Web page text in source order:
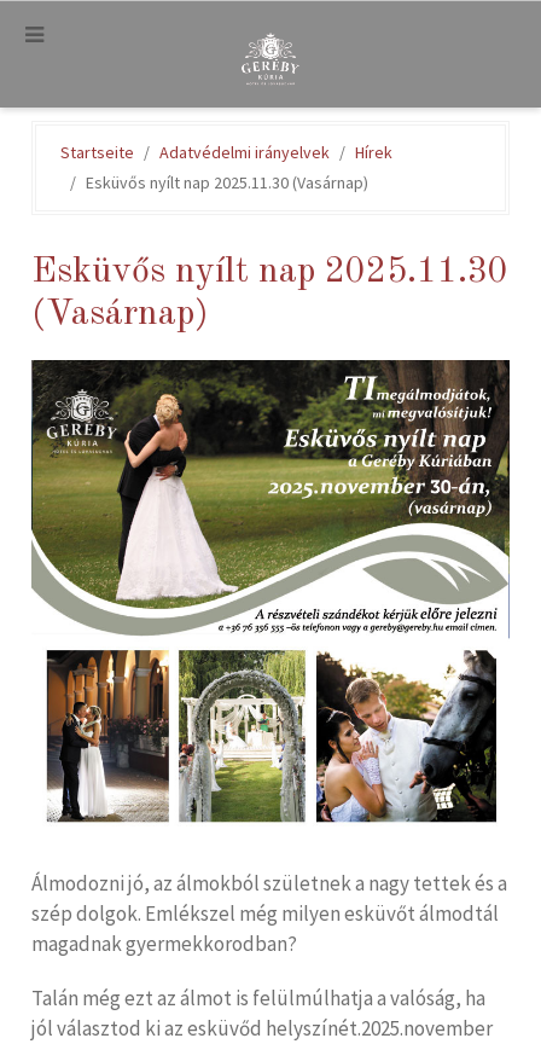
.
Startseite Adatvédelmi irányelvek
Hírek
Esküvős nyílt nap 2025.11.30 (Vasárnap)
Esküvős nyílt nap 2025.11.30
(Vasárnap)
Álmodozni jó, az álmokból születnek a nagy tettek és a
szép dolgok. Emlékszel még milyen esküvőt álmodtál
magadnak gyermekkorodban?
Talán még ezt az álmot is felülmúlhatja a valóság, ha
jól választod ki az esküvőd helyszínét.2025.november